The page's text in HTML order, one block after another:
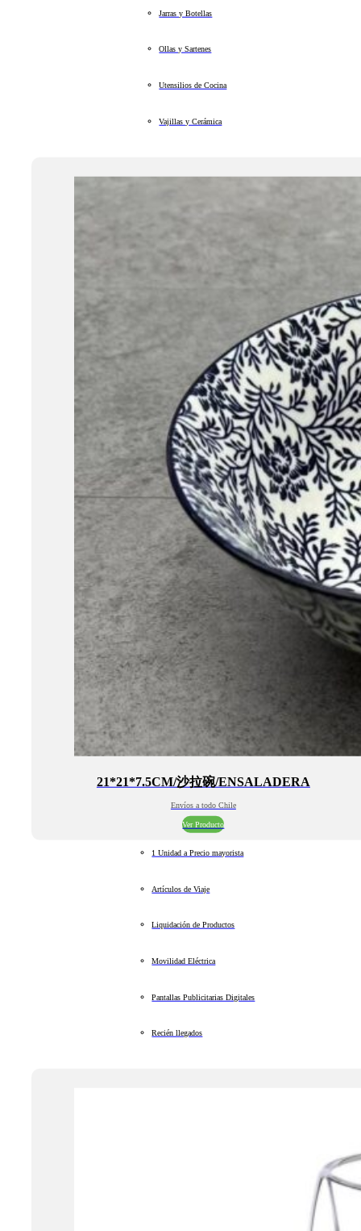
Jarras y Botellas
Ollas y Sartenes
Utensilios de Cocina
Vajillas y Cerámica
21*21*7.5CM/沙拉碗/ENSALADERA
Envíos a todo Chile
Ver Producto
1 Unidad a Precio mayorista
Artículos de Viaje
Liquidación de Productos
Movilidad Eléctrica
Pantallas Publicitarias Digitales
Recién llegados